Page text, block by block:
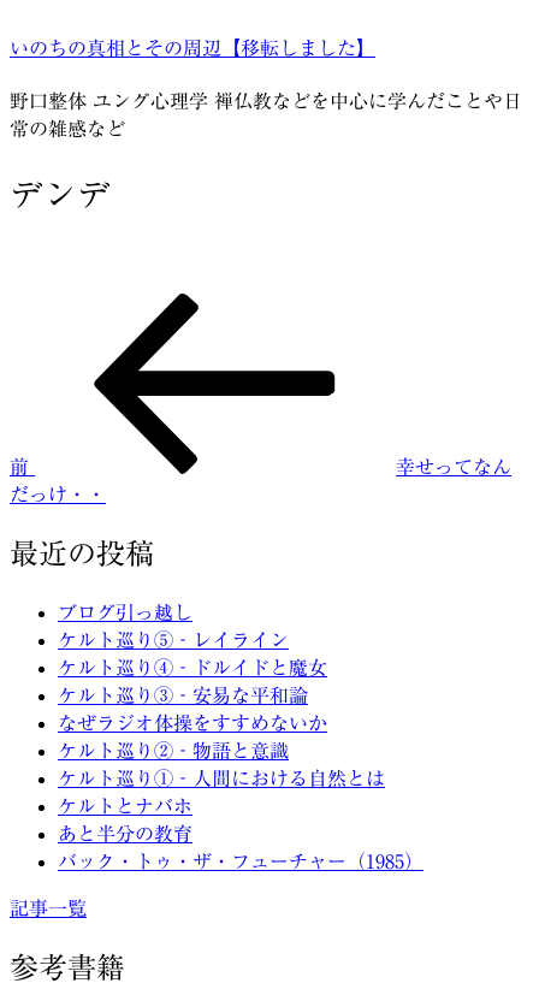
ン
ン
ツ
ス
いのちの真相とその周辺【移転しました】
野口整体 ユング心理学 禅仏教などを中心に学んだことや日
常の雑感など
デンデ
ゲ
シ
前
幸せってなん
だっけ・・
最近の投稿
ブログ引っ越し
ケルト巡り⑤‐レイライン
ケルト巡り④‐ドルイドと魔女
ケルト巡り③‐安易な平和論
なぜラジオ体操をすすめないか
ケルト巡り②‐物語と意識
ケルト巡り①‐人間における自然とは
ケルトとナバホ
あと半分の教育
バック・トゥ・ザ・フューチャー（1985）
記事一覧
参考書籍